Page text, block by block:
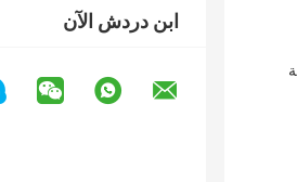
ابن دردش الآن